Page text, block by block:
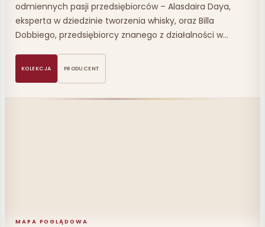
odmiennych pasji przedsiębiorców – Alasdaira Daya,
eksperta w dziedzinie tworzenia whisky, oraz Billa
Dobbiego, przedsiębiorcy znanego z działalności w…
KOLEKCJA PRODUCENT
MAPA POGLĄDOWA